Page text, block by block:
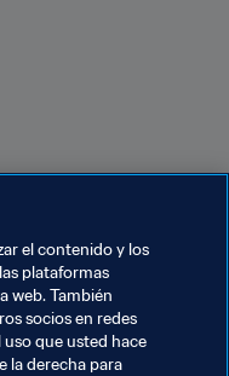
el contenido y los
plataformas
web. También
socios en redes
uso que usted hace
la derecha para